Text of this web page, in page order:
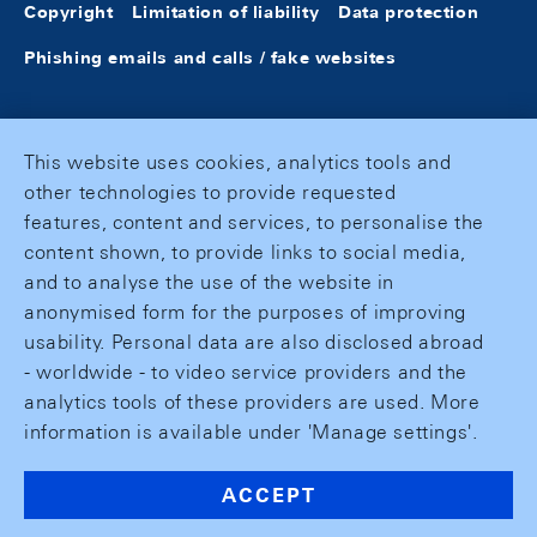
Copyright Limitation of liability Data protection
Phishing emails and calls / fake websites
This website uses cookies, analytics tools and
other technologies to provide requested
features, content and services, to personalise the
content shown, to provide links to social media,
and to analyse the use of the website in
anonymised form for the purposes of improving
usability. Personal data are also disclosed abroad
- worldwide - to video service providers and the
analytics tools of these providers are used. More
information is available under 'Manage settings'.
ACCEPT